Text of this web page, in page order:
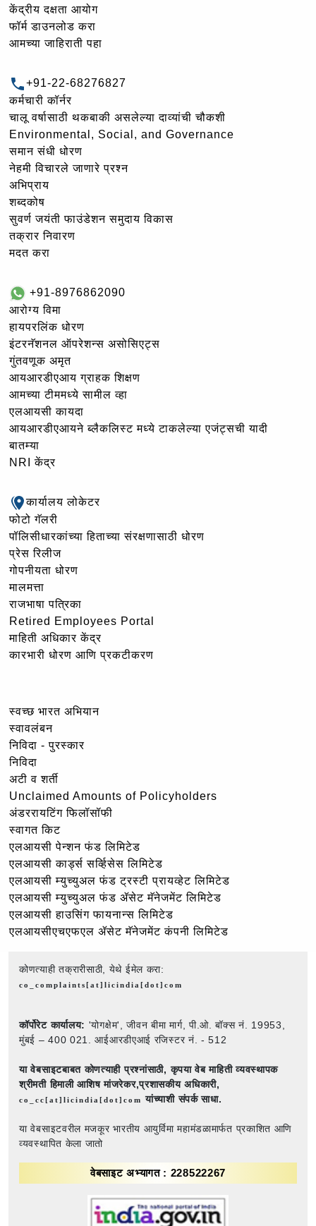
केंद्रीय दक्षता आयोग
फॉर्म डाउनलोड करा
आमच्या जाहिराती पहा
+91-22-68276827
कर्मचारी कॉर्नर
चालू वर्षासाठी थकबाकी असलेल्या दाव्यांची चौकशी
Environmental, Social, and Governance
समान संधी धोरण
नेहमी विचारले जाणारे प्रश्न
अभिप्राय
शब्दकोष
सुवर्ण जयंती फाउंडेशन समुदाय विकास
तक्रार निवारण
मदत करा
+91-8976862090
आरोग्य विमा
हायपरलिंक धोरण
इंटरनॅशनल ऑपरेशन्स असोसिएट्स
गुंतवणूक अमृत
आयआरडीएआय ग्राहक शिक्षण
आमच्या टीममध्ये सामील व्हा
एलआयसी कायदा
आयआरडीएआयने ब्लैकलिस्ट मध्ये टाकलेल्या एजंट्सची यादी
बातम्या
NRI केंद्र
कार्यालय लोकेटर
फोटो गॅलरी
पॉलिसीधारकांच्या हिताच्या संरक्षणासाठी धोरण
प्रेस रिलीज
गोपनीयता धोरण
मालमत्ता
राजभाषा पत्रिका
Retired Employees Portal
माहिती अधिकार केंद्र
कारभारी धोरण आणि प्रकटीकरण
स्वच्छ भारत अभियान
स्वावलंबन
निविदा - पुरस्कार
निविदा
अटी व शर्ती
Unclaimed Amounts of Policyholders
अंडररायटिंग फिलॉसॉफी
स्वागत किट
एलआयसी पेन्शन फंड लिमिटेड
एलआयसी कार्ड्स सर्व्हिसेस लिमिटेड
एलआयसी म्युच्युअल फंड ट्रस्टी प्रायव्हेट लिमिटेड
एलआयसी म्युच्युअल फंड ॲसेट मॅनेजमेंट लिमिटेड
एलआयसी हाउसिंग फायनान्स लिमिटेड
एलआयसीएचएफएल ॲसेट मॅनेजमेंट कंपनी लिमिटेड
कोणत्याही तक्रारीसाठी, येथे ईमेल करा:
co_complaints[at]licindia[dot]com
कॉर्पोरेट कार्यालय: 'योगक्षेम', जीवन बीमा मार्ग, पी.ओ. बॉक्स नं. 19953,
मुंबई – 400 021. आईआरडीएआई रजिस्टर नं. - 512
या वेबसाइटबाबत कोणत्याही प्रश्नांसाठी, कृपया वेब माहिती व्यवस्थापक
श्रीमती हिमाली आशिष मांजरेकर,प्रशासकीय अधिकारी,
co_cc[at]licindia[dot]comयांच्याशी संपर्क साधा.
या वेबसाइटवरील मजकूर भारतीय आयुर्विमा महामंडळामार्फत प्रकाशित आणि
व्यवस्थापित केला जातो
वेबसाइट अभ्यागत : 228522267